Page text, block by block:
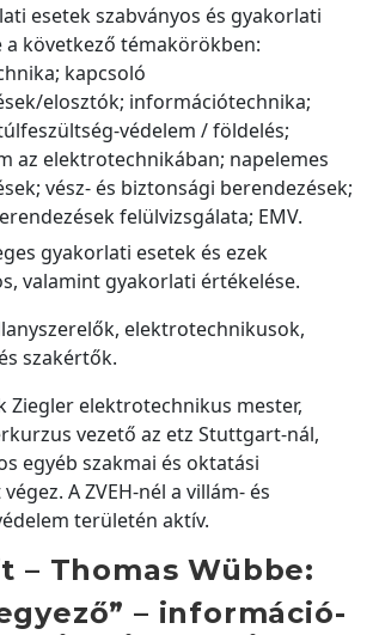
esetek szabványos és gyakorlati
a következő témakörökben:
kapcsoló
elosztók; információtechnika;
védelem / földelés;
az elektrotechnikában; napelemes
vész- és biztonsági berendezések;
felülvizsgálata; EMV.
gyakorlati esetek és ezek
valamint gyakorlati értékelése.
elektrotechnikusok,
szakértők.
Ziegler elektrotechnikus mester,
vezető az etz Stuttgart-nál,
egyéb szakmai és oktatási
A ZVEH-nél a villám- és
területén aktív.
– Thomas Wübbe:
– információ-